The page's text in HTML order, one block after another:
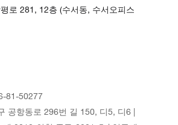
로 281, 12층 (수서동, 수서오피스
81-50277
공항동로 296번 길 150, 디5, 디6 |